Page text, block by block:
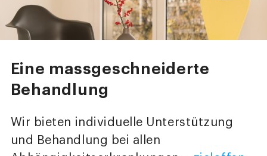
Eine massgeschneiderte
Behandlung
Wir bieten individuelle Unterstützung
und Behandlung bei allen